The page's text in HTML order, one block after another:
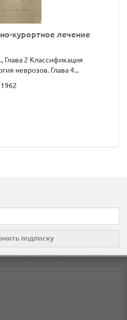
курортное лечение
Глава 2 Классификация
неврозов. Глава 4...
1962
подписку